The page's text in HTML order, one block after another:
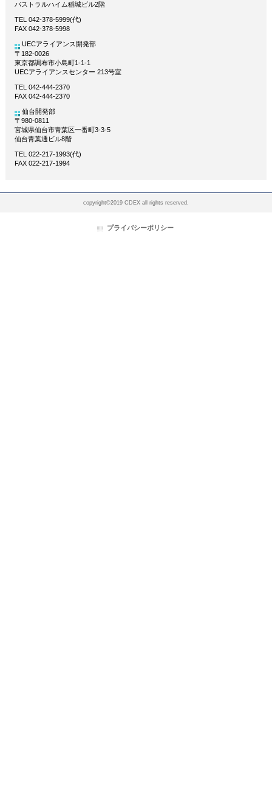
パストラルハイム稲城ビル2階
TEL 042-378-5999(代)
FAX 042-378-5998
UECアライアンス開発部
〒182-0026
東京都調布市小島町1-1-1
UECアライアンスセンター 213号室
TEL 042-444-2370
FAX 042-444-2370
仙台開発部
〒980-0811
宮城県仙台市青葉区一番町3-3-5
仙台青葉通ビル8階
TEL 022-217-1993(代)
FAX 022-217-1994
copyright©2019 CDEX all rights reserved.
プライバシーポリシー